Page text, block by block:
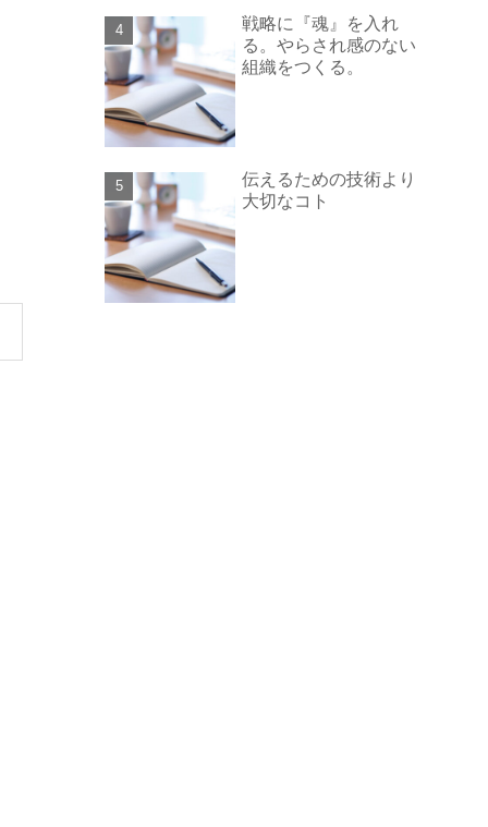
戦略に『魂』を入れ
る。やらされ感のない
組織をつくる。
伝えるための技術より
大切なコト